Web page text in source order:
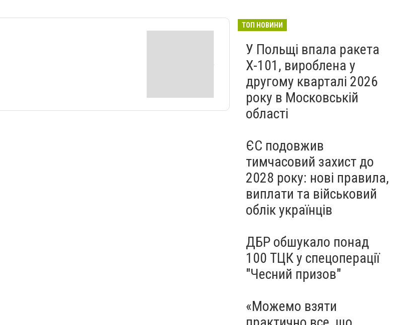
ТОП НОВИНИ
У Польщі впала ракета
Х-101, вироблена у
другому кварталі 2026
року в Московській
області
ЄС подовжив
тимчасовий захист до
2028 року: нові правила,
виплати та військовий
облік українців
ДБР обшукало понад
100 ТЦК у спецоперації
"Чесний призов"
«Можемо взяти